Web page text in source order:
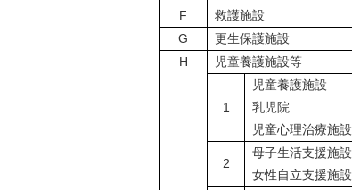
F
救護施設
G
更生保護施設
H
児童養護施設等
1
児童養護施設
乳児院
児童心理治療施設
2
母子生活支援施設
女性自立支援施設